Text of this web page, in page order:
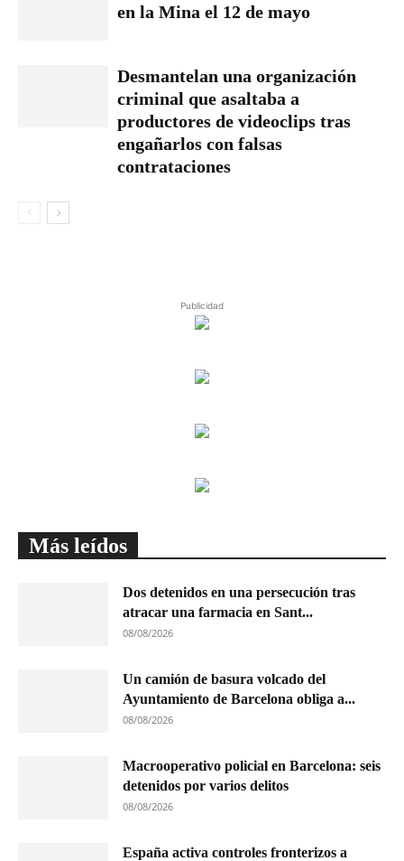
en la Mina el 12 de mayo
Desmantelan una organización
criminal que asaltaba a
productores de videoclips tras
engañarlos con falsas
contrataciones
Publicidad
Más leídos
Dos detenidos en una persecución tras
atracar una farmacia en Sant...
08/08/2026
Un camión de basura volcado del
Ayuntamiento de Barcelona obliga a...
08/08/2026
Macrooperativo policial en Barcelona: seis
detenidos por varios delitos
08/08/2026
España activa controles fronterizos a